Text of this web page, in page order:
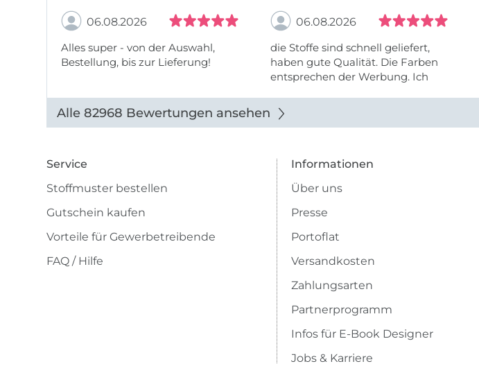
06.08.2026
Alles super - von der Auswahl,
Bestellung, bis zur Lieferung!
06.08.2026
die Stoffe sind schnell geliefert,
haben gute Qualität. Die Farben
entsprechen der Werbung. Ich
auch die Firma empfehlen.
Alle 82968 Bewertungen ansehen
Service
Stoffmuster bestellen
Gutschein kaufen
Vorteile für Gewerbetreibende
FAQ / Hilfe
Informationen
Über uns
Presse
Portoflat
Versandkosten
Zahlungsarten
Partnerprogramm
Infos für E-Book Designer
Jobs & Karriere